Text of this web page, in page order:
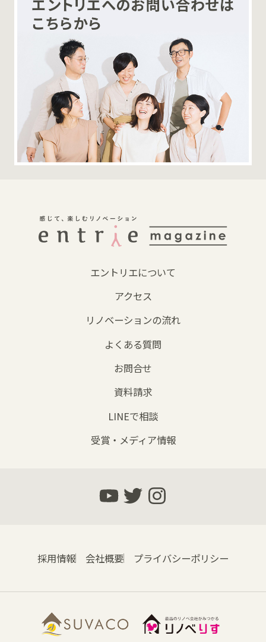
エントリエについて
アクセス
リノベーションの流れ
よくある質問
お問合せ
資料請求
LINEで相談
受賞・メディア情報
採用情報 会社概要 プライバシーポリシー